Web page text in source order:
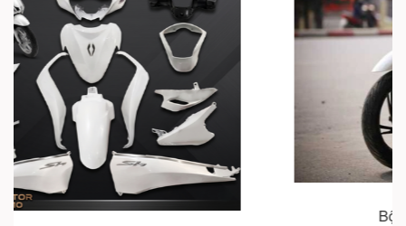
Bộ nhựa xe sh 2017 - 2019
Cho vào giỏ hàng